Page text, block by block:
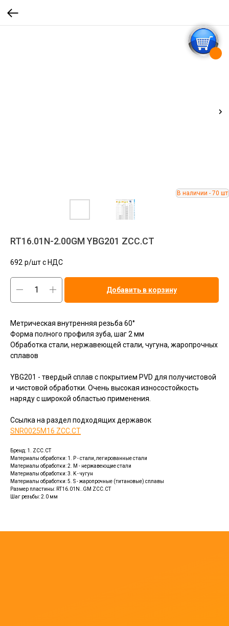
RT16.01N-2.00GM YBG201 ZCC.CT
692 р/шт c НДС
Добавить в корзину
Метрическая внутренняя резьба 60°
Форма полного профиля зуба, шаг 2 мм
Обработка стали, нержавеющей стали, чугуна, жаропрочных
сплавов
YBG201 - твердый сплав с покрытием PVD для получистовой
и чистовой обработки. Очень высокая износостойкость
наряду с широкой областью применения.
Ссылка на раздел подходящих державок
SNR0025M16 ZCC.CT
Бренд: 1. ZCC.CT
Материалы обработки: 1. P - стали, легированные стали
Материалы обработки: 2. M - нержавеющие стали
Материалы обработки: 3. K - чугун
Материалы обработки: 5. S - жаропрочные (титановые) сплавы
Размер пластины: RT16.01N..GM ZCC.CT
Шаг резьбы: 2.0 мм